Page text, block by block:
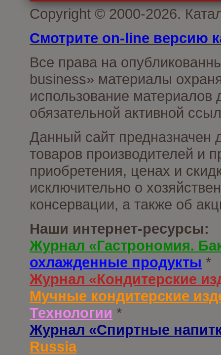
Copyright © 2000-2026.
Смотрите on-line версию
Все права на
business» материалы
использование материалов
обязательной активной
Данный сайт предназначен
товаров производителей и
приобретения, ценах и
исключительно о
консервации, а также об
Наши интернет-ресурсы:
Журнал «Гастрономия.
охлажденные продукты *
Журнал «Кондитерские
Мучные кондитерские
Технологии *
Журнал «Спиртные
Russia